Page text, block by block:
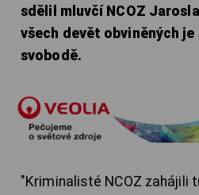
sdělil mluvčí NCOZ
všech devět obviněných je
svobodě.
"Kriminalisté NCOZ zahájili